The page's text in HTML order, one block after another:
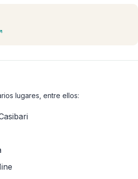
lugares, entre ellos: